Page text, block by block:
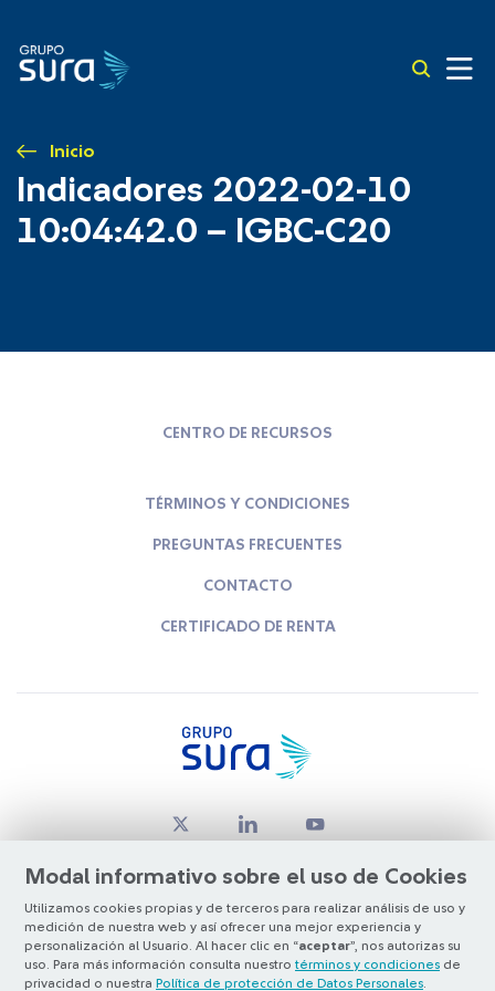
Inicio
Indicadores 2022-02-10
10:04:42.0 – IGBC-C20
Modal informativo sobre el uso de Cookies
Utilizamos cookies propias y de terceros para realizar análisis de uso y
medición de nuestra web y así ofrecer una mejor experiencia y
personalización al Usuario. Al hacer clic en “aceptar”, nos autorizas su
uso. Para más información consulta nuestro términos y condiciones de
privacidad o nuestra Política de protección de Datos Personales
CENTRO DE RECURSOS
TÉRMINOS Y CONDICIONES
PREGUNTAS FRECUENTES
CONTACTO
CERTIFICADO DE RENTA
© Copyright Grupo SURA 2026